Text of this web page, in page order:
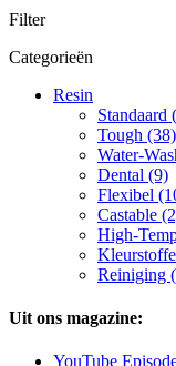
Filter
Categorieën
Resin
Standaard
Tough (38)
Water-
Dental (9)
Flexibel
Castable
High-
Reiniging
Uit ons magazine:
YouTube